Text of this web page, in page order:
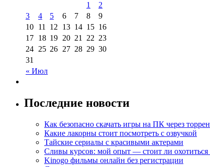
« Июл
1
2
3
4 5 6 7 8
9
10 11 12 13 14 15 16
17 18 19 20 21 22 23
24 25 26 27 28 29 30
31
Последние новости
Как безопасно скачать игры на ПК через
Какие лакорны стоит посмотреть с озвучкой
Тайские сериалы с красивыми актерами
Сливы курсов: мой опыт — стоит ли охотиться
Kinogo фильмы онлайн без регистрации